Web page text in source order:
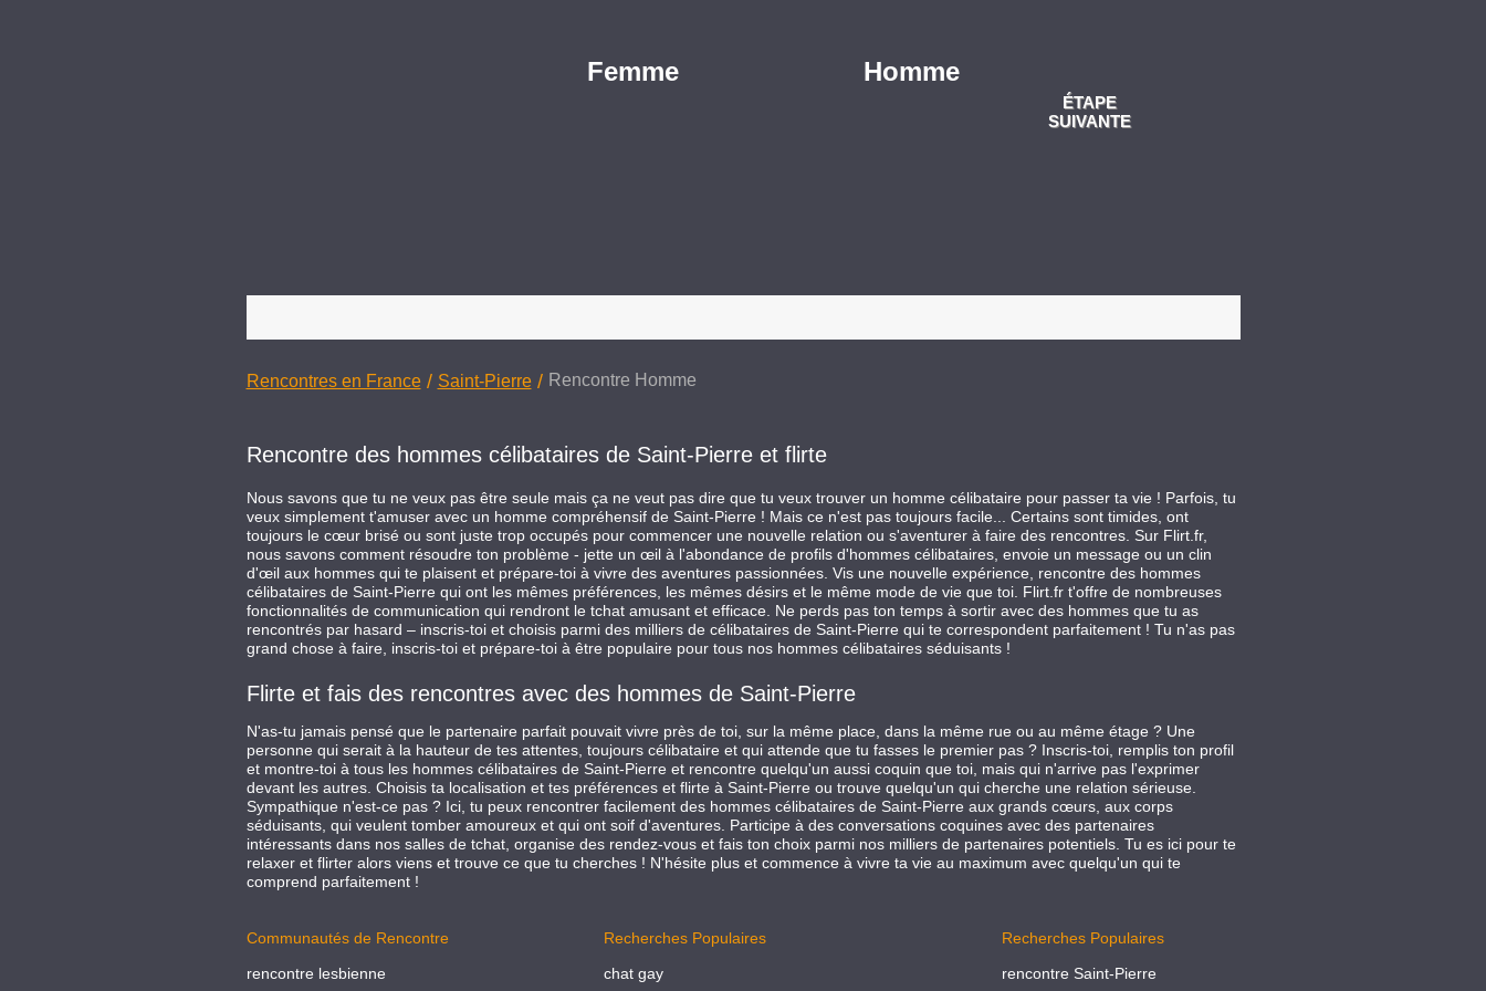
Homme
Femme
ÉTAPE
SUIVANTE
Rencontres en France / Saint-Pierre / Rencontre Homme
Rencontre des hommes célibataires de Saint-Pierre et flirte
Nous savons que tu ne veux pas être seule mais ça ne veut pas dire que tu veux trouver un homme célibataire pour passer ta vie ! Parfois, tu
veux simplement t'amuser avec un homme compréhensif de Saint-Pierre ! Mais ce n'est pas toujours facile... Certains sont timides, ont
toujours le cœur brisé ou sont juste trop occupés pour commencer une nouvelle relation ou s'aventurer à faire des rencontres. Sur Flirt.fr,
nous savons comment résoudre ton problème - jette un œil à l'abondance de profils d'hommes célibataires, envoie un message ou un clin
d'œil aux hommes qui te plaisent et prépare-toi à vivre des aventures passionnées. Vis une nouvelle expérience, rencontre des hommes
célibataires de Saint-Pierre qui ont les mêmes préférences, les mêmes désirs et le même mode de vie que toi. Flirt.fr t'offre de nombreuses
fonctionnalités de communication qui rendront le tchat amusant et efficace. Ne perds pas ton temps à sortir avec des hommes que tu as
rencontrés par hasard – inscris-toi et choisis parmi des milliers de célibataires de Saint-Pierre qui te correspondent parfaitement ! Tu n'as pas
grand chose à faire, inscris-toi et prépare-toi à être populaire pour tous nos hommes célibataires séduisants !
Flirte et fais des rencontres avec des hommes de Saint-Pierre
N'as-tu jamais pensé que le partenaire parfait pouvait vivre près de toi, sur la même place, dans la même rue ou au même étage ? Une
personne qui serait à la hauteur de tes attentes, toujours célibataire et qui attende que tu fasses le premier pas ? Inscris-toi, remplis ton profil
et montre-toi à tous les hommes célibataires de Saint-Pierre et rencontre quelqu'un aussi coquin que toi, mais qui n'arrive pas l'exprimer
devant les autres. Choisis ta localisation et tes préférences et flirte à Saint-Pierre ou trouve quelqu'un qui cherche une relation sérieuse.
Sympathique n'est-ce pas ? Ici, tu peux rencontrer facilement des hommes célibataires de Saint-Pierre aux grands cœurs, aux corps
séduisants, qui veulent tomber amoureux et qui ont soif d'aventures. Participe à des conversations coquines avec des partenaires
intéressants dans nos salles de tchat, organise des rendez-vous et fais ton choix parmi nos milliers de partenaires potentiels. Tu es ici pour te
relaxer et flirter alors viens et trouve ce que tu cherches ! N'hésite plus et commence à vivre ta vie au maximum avec quelqu'un qui te
comprend parfaitement !
Communautés de Rencontre
rencontre lesbienne
Recherches Populaires
chat gay
Recherches Populaires
rencontre Saint-Pierre